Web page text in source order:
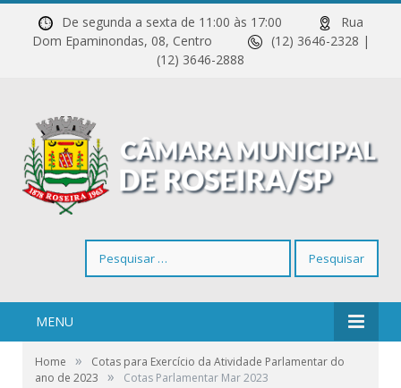
De segunda a sexta de 11:00 às 17:00
Rua
Dom Epaminondas, 08, Centro
(12) 3646-2328 |
(12) 3646-2888
por:
MENU
Home »
Cotas para Exercício da Atividade Parlamentar do
ano de 2023
» Cotas Parlamentar Mar 2023